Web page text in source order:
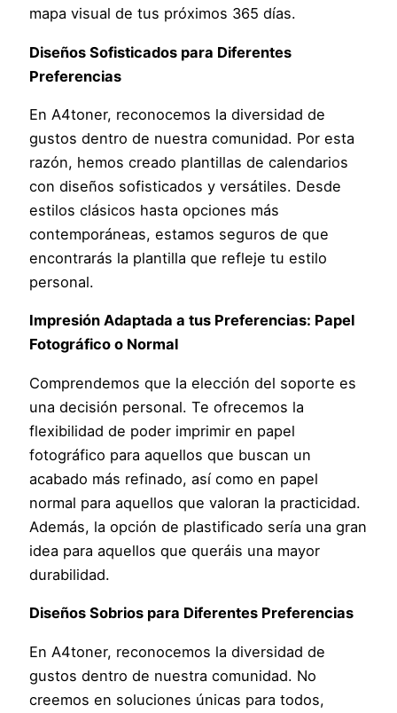
mapa visual de tus próximos 365 días.
Diseños Sofisticados para Diferentes
Preferencias
En A4toner, reconocemos la diversidad de
gustos dentro de nuestra comunidad. Por esta
razón, hemos creado plantillas de calendarios
con diseños sofisticados y versátiles. Desde
estilos clásicos hasta opciones más
contemporáneas, estamos seguros de que
encontrarás la plantilla que refleje tu estilo
personal.
Impresión Adaptada a tus Preferencias: Papel
Fotográfico o Normal
Comprendemos que la elección del soporte es
una decisión personal. Te ofrecemos la
flexibilidad de poder imprimir en papel
fotográfico para aquellos que buscan un
acabado más refinado, así como en papel
normal para aquellos que valoran la practicidad.
Además, la opción de plastificado sería una gran
idea para aquellos que queráis una mayor
durabilidad.
Diseños Sobrios para Diferentes Preferencias
En A4toner, reconocemos la diversidad de
gustos dentro de nuestra comunidad. No
creemos en soluciones únicas para todos,